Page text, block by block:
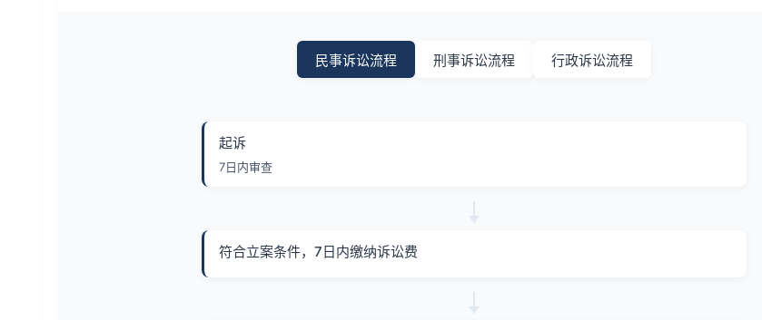
民事诉讼流程 刑事诉讼流程 行政诉讼流程
起诉
7日内审查
符合立案条件，7日内缴纳诉讼费